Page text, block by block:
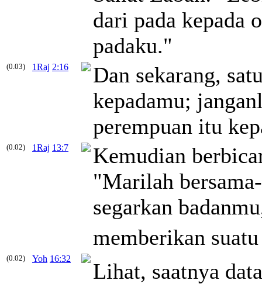
dari pada kepada
padaku."
(0.03) 1Raj 2:16
Dan sekarang,
kepadamu;
perempuan itu
(0.02) 1Raj 13:7
Kemudian
"Marilah
segarkan
memberikan
(0.02) Yoh 16:32
Lihat, saatnya